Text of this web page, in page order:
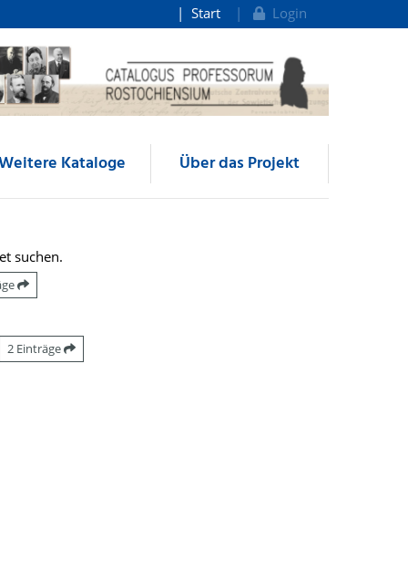
Start Login
Kataloge Über das Projekt
suchen.
2 Einträge